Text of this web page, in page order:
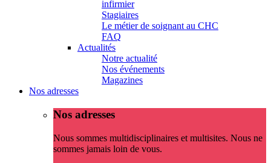
infirmier
Stagiaires
Le métier de soignant au CHC
FAQ
Actualités
Notre actualité
Nos événements
Magazines
Nos adresses
Nos adresses
Nous sommes multidisciplinaires et multisites. Nous ne
sommes jamais loin de vous.